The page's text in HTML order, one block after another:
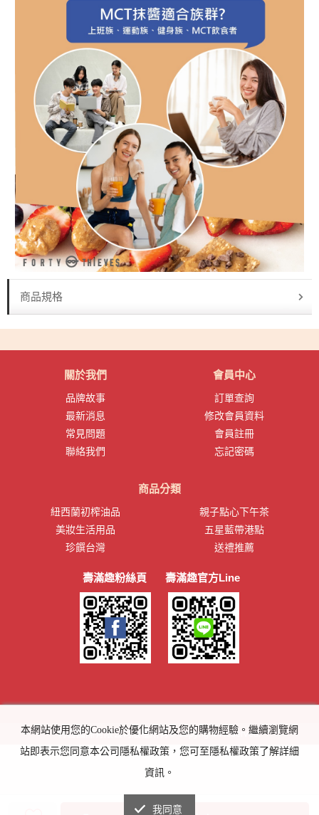
商品規格
關於我們
品牌故事
最新消息
常見問題
聯絡我們
會員中心
訂單查詢
修改會員資料
會員註冊
忘記密碼
商品分類
紐西蘭初榨油品
親子點心下午茶
美妝生活用品
五星藍帶港點
珍饌台灣
送禮推薦
壽滿趣粉絲頁 壽滿趣官方Line
特吉國際有限公司版權所有© copyright Reserved.
本網站使用您的Cookie於優化網站及您的購物經驗。繼續瀏覽網
站即表示您同意本公司隱私權政策，您可至隱私權政策了解詳細
資訊。
我同意